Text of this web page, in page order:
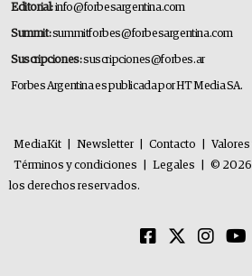
Editorial:info@forbesargentina.com
Summit:summitforbes@forbesargentina.com
Suscripciones:suscripciones@forbes.ar
Forbes Argentina es publicada por HT Media SA.
MediaKit Newsletter Contacto
Términos y condiciones
Legales
©
los derechos reservados.